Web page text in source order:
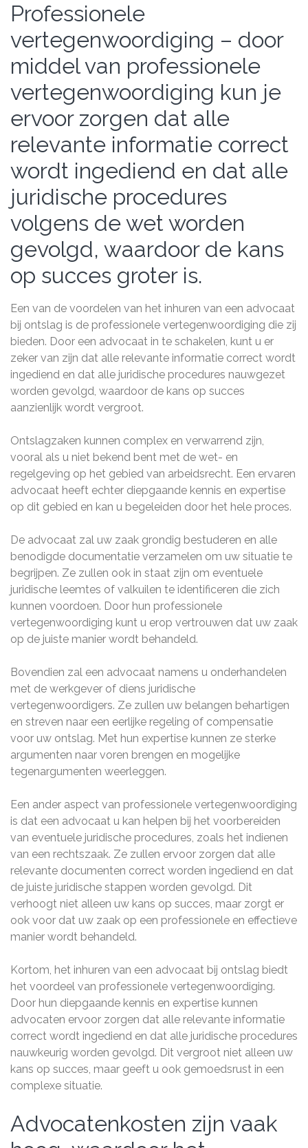
Professionele
vertegenwoordiging – door
middel van professionele
vertegenwoordiging kun je
ervoor zorgen dat alle
relevante informatie correct
wordt ingediend en dat alle
juridische procedures
volgens de wet worden
gevolgd, waardoor de kans
op succes groter is.
Een van de voordelen van het inhuren van een advocaat
bij ontslag is de professionele vertegenwoordiging die zij
bieden. Door een advocaat in te schakelen, kunt u er
zeker van zijn dat alle relevante informatie correct wordt
ingediend en dat alle juridische procedures nauwgezet
worden gevolgd, waardoor de kans op succes
aanzienlijk wordt vergroot.
Ontslagzaken kunnen complex en verwarrend zijn,
vooral als u niet bekend bent met de wet- en
regelgeving op het gebied van arbeidsrecht. Een ervaren
advocaat heeft echter diepgaande kennis en expertise
op dit gebied en kan u begeleiden door het hele proces.
De advocaat zal uw zaak grondig bestuderen en alle
benodigde documentatie verzamelen om uw situatie te
begrijpen. Ze zullen ook in staat zijn om eventuele
juridische leemtes of valkuilen te identificeren die zich
kunnen voordoen. Door hun professionele
vertegenwoordiging kunt u erop vertrouwen dat uw zaak
op de juiste manier wordt behandeld.
Bovendien zal een advocaat namens u onderhandelen
met de werkgever of diens juridische
vertegenwoordigers. Ze zullen uw belangen behartigen
en streven naar een eerlijke regeling of compensatie
voor uw ontslag. Met hun expertise kunnen ze sterke
argumenten naar voren brengen en mogelijke
tegenargumenten weerleggen.
Een ander aspect van professionele vertegenwoordiging
is dat een advocaat u kan helpen bij het voorbereiden
van eventuele juridische procedures, zoals het indienen
van een rechtszaak. Ze zullen ervoor zorgen dat alle
relevante documenten correct worden ingediend en dat
de juiste juridische stappen worden gevolgd. Dit
verhoogt niet alleen uw kans op succes, maar zorgt er
ook voor dat uw zaak op een professionele en effectieve
manier wordt behandeld.
Kortom, het inhuren van een advocaat bij ontslag biedt
het voordeel van professionele vertegenwoordiging.
Door hun diepgaande kennis en expertise kunnen
advocaten ervoor zorgen dat alle relevante informatie
correct wordt ingediend en dat alle juridische procedures
nauwkeurig worden gevolgd. Dit vergroot niet alleen uw
kans op succes, maar geeft u ook gemoedsrust in een
complexe situatie.
Advocatenkosten zijn vaak